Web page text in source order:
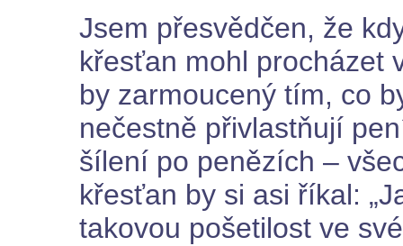
Jsem přesvědčen, že
křesťan mohl procházet
by zarmoucený tím, co
nečestně přivlastňují
šílení po penězích –
křesťan by si asi říkal:
takovou pošetilost ve